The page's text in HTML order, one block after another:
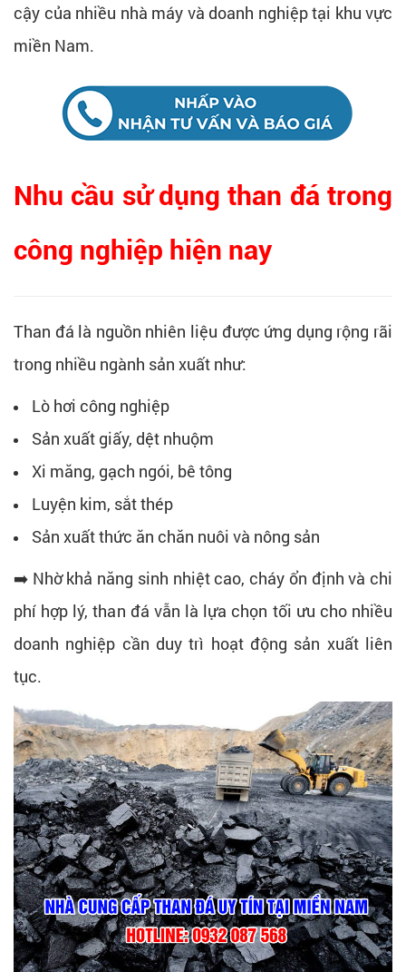
cậy của nhiều nhà máy và doanh nghiệp tại khu vực
miền Nam.
Nhu cầu sử dụng than đá trong
công nghiệp hiện nay
Than đá là nguồn nhiên liệu được ứng dụng rộng rãi
trong nhiều ngành sản xuất như:
Lò hơi công nghiệp
Sản xuất giấy, dệt nhuộm
Xi măng, gạch ngói, bê tông
Luyện kim, sắt thép
Sản xuất thức ăn chăn nuôi và nông sản
➡️ Nhờ khả năng sinh nhiệt cao, cháy ổn định và chi
phí hợp lý, than đá vẫn là lựa chọn tối ưu cho nhiều
doanh nghiệp cần duy trì hoạt động sản xuất liên
tục.